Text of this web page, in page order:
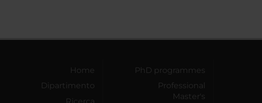
Home
Dipartimento
PhD programmes
Professional
Master's